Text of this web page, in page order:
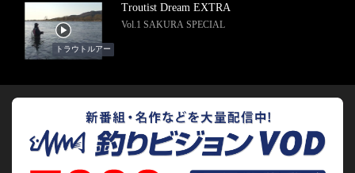
トラウトルアー
Troutist Dream EXTRA
Vol.1 SAKURA SPECIAL